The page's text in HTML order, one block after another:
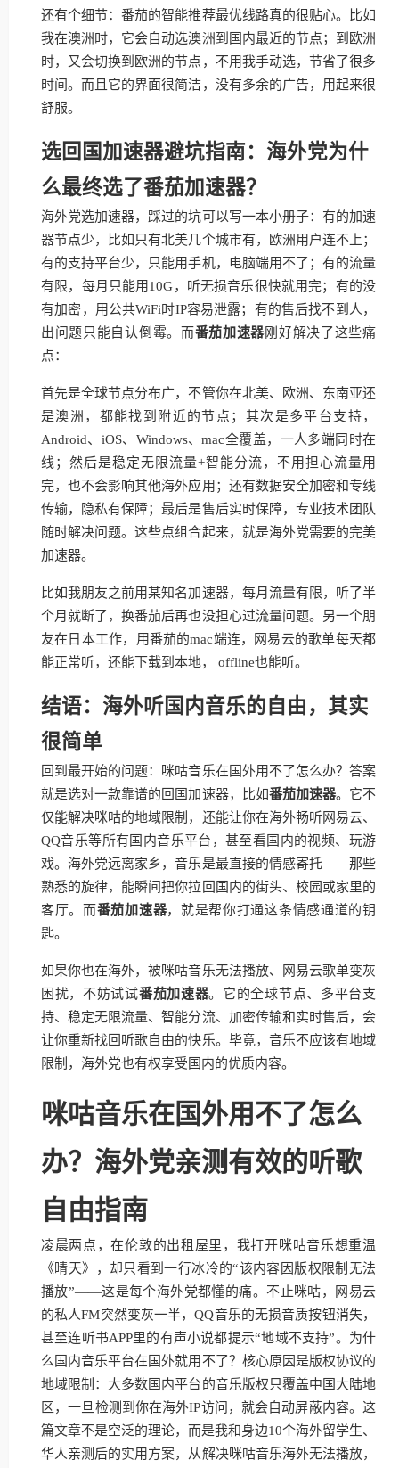
还有个细节：番茄的智能推荐最优线路真的很贴心。比如
我在澳洲时，它会自动选澳洲到国内最近的节点；到欧洲
时，又会切换到欧洲的节点，不用我手动选，节省了很多
时间。而且它的界面很简洁，没有多余的广告，用起来很
舒服。
选回国加速器避坑指南：海外党为什
么最终选了番茄加速器？
海外党选加速器，踩过的坑可以写一本小册子：有的加速
器节点少，比如只有北美几个城市有，欧洲用户连不上；
有的支持平台少，只能用手机，电脑端用不了；有的流量
有限，每月只能用10G，听无损音乐很快就用完；有的没
有加密，用公共WiFi时IP容易泄露；有的售后找不到人，
出问题只能自认倒霉。而番茄加速器刚好解决了这些痛
点：
首先是全球节点分布广，不管你在北美、欧洲、东南亚还
是澳洲，都能找到附近的节点；其次是多平台支持，
Android、iOS、Windows、mac全覆盖，一人多端同时在
线；然后是稳定无限流量+智能分流，不用担心流量用
完，也不会影响其他海外应用；还有数据安全加密和专线
传输，隐私有保障；最后是售后实时保障，专业技术团队
随时解决问题。这些点组合起来，就是海外党需要的完美
加速器。
比如我朋友之前用某知名加速器，每月流量有限，听了半
个月就断了，换番茄后再也没担心过流量问题。另一个朋
友在日本工作，用番茄的mac端连，网易云的歌单每天都
能正常听，还能下载到本地， offline也能听。
结语：海外听国内音乐的自由，其实
很简单
回到最开始的问题：咪咕音乐在国外用不了怎么办？答案
就是选对一款靠谱的回国加速器，比如番茄加速器。它不
仅能解决咪咕的地域限制，还能让你在海外畅听网易云、
QQ音乐等所有国内音乐平台，甚至看国内的视频、玩游
戏。海外党远离家乡，音乐是最直接的情感寄托——那些
熟悉的旋律，能瞬间把你拉回国内的街头、校园或家里的
客厅。而番茄加速器，就是帮你打通这条情感通道的钥
匙。
如果你也在海外，被咪咕音乐无法播放、网易云歌单变灰
困扰，不妨试试番茄加速器。它的全球节点、多平台支
持、稳定无限流量、智能分流、加密传输和实时售后，会
让你重新找回听歌自由的快乐。毕竟，音乐不应该有地域
限制，海外党也有权享受国内的优质内容。
咪咕音乐在国外用不了怎么
办？海外党亲测有效的听歌
自由指南
凌晨两点，在伦敦的出租屋里，我打开咪咕音乐想重温
《晴天》，却只看到一行冰冷的“该内容因版权限制无法
播放”——这是每个海外党都懂的痛。不止咪咕，网易云
的私人FM突然变灰一半，QQ音乐的无损音质按钮消失，
甚至连听书APP里的有声小说都提示“地域不支持”。为什
么国内音乐平台在国外就用不了？核心原因是版权协议的
地域限制：大多数国内平台的音乐版权只覆盖中国大陆地
区，一旦检测到你在海外IP访问，就会自动屏蔽内容。这
篇文章不是空泛的理论，而是我和身边10个海外留学生、
华人亲测后的实用方案，从解决咪咕音乐海外无法播放，